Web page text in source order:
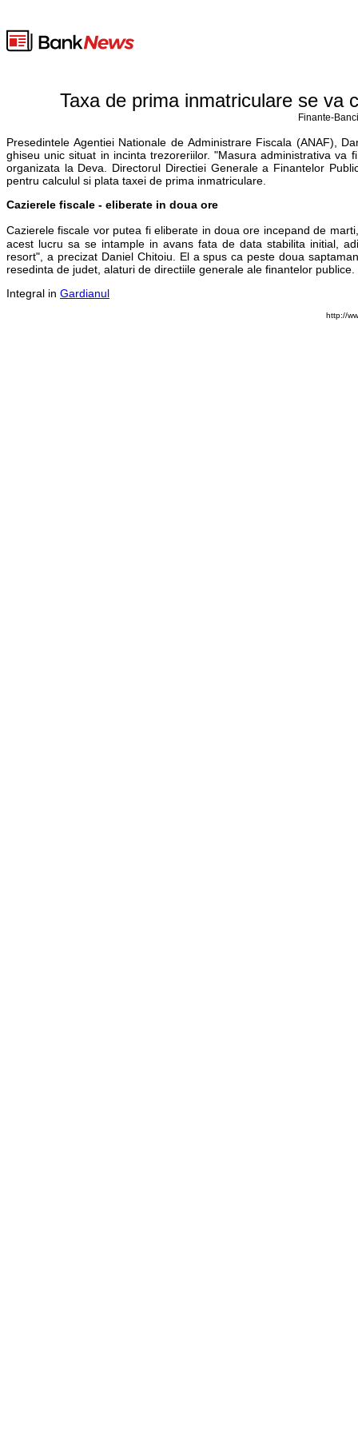
Taxa de prima inmatriculare se va
Finante-
Presedintele Agentiei Nationale de Administrare Fiscala (ANAF),
ghiseu unic situat in incinta trezoreriilor. "Masura administrativa
organizata la Deva. Directorul Directiei Generale a Finantelor
pentru calculul si plata taxei de prima inmatriculare.
Cazierele fiscale - eliberate in doua ore
Cazierele fiscale vor putea fi eliberate in doua ore incepand de
acest lucru sa se intample in avans fata de data stabilita initial,
resort", a precizat Daniel Chitoiu. El a spus ca peste doua
resedinta de judet, alaturi de directiile generale ale finantelor publice.
Integral in Gardianul
http://